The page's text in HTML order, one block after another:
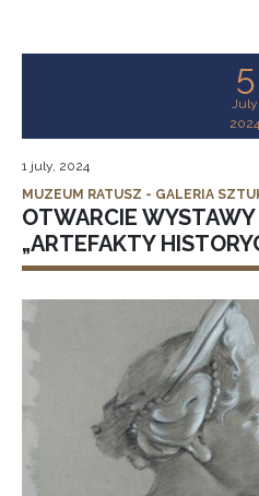
5
July
2024
1 july, 2024
MUZEUM RATUSZ - GALERIA
OTWARCIE
„ARTEFAKTY